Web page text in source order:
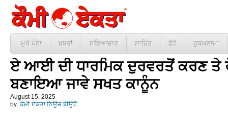
ਮੁਖੱ ਪੰਨਾ ਖ਼ਬਰਾਂ ਸਭਿਆਚਾਰ ਸਾਹਿਤ ਫੋਟੋ ਹੁਕਮਨਾਮਾ
ਏ ਆਈ ਦੀ ਧਾਰਮਿਕ ਦੁਰਵਰਤੋਂ ਕਰਣ ਤੇ
ਬਣਾਇਆ ਜਾਵੇ ਸਖਤ ਕਾਨੂੰਨ
August 15, 2025
by: ਕੌਮੀ ਏਕਤਾ ਨਿਊਜ਼ ਬੀਊਰੋ